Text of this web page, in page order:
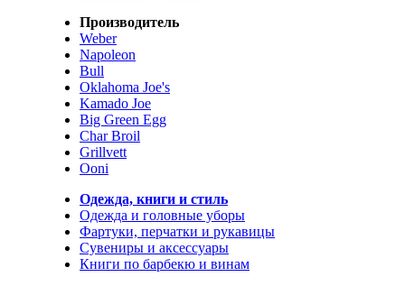
Производитель
Weber
Napoleon
Bull
Oklahoma Joe's
Kamado Joe
Big Green Egg
Char Broil
Grillvett
Ooni
Одежда, книги и стиль
Одежда и головные уборы
Фартуки, перчатки и рукавицы
Сувениры и аксессуары
Книги по барбекю и винам